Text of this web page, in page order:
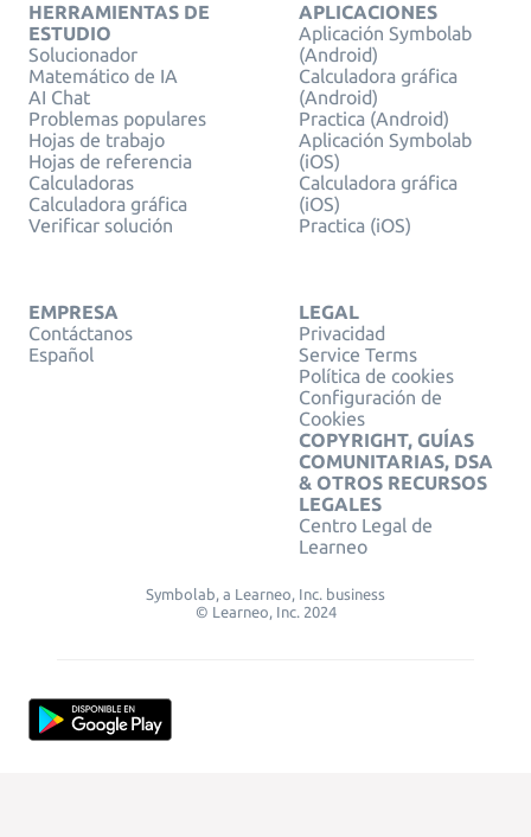
HERRAMIENTAS DE
ESTUDIO
Solucionador
Matemático de IA
AI Chat
Problemas populares
Hojas de trabajo
Hojas de referencia
Calculadoras
Calculadora gráfica
Verificar solución
APLICACIONES
Aplicación Symbolab
(Android)
Calculadora gráfica
(Android)
Practica (Android)
Aplicación Symbolab
(iOS)
Calculadora gráfica
(iOS)
Practica (iOS)
EMPRESA
Contáctanos
Español
LEGAL
Privacidad
Service Terms
Política de cookies
Configuración de
Cookies
COPYRIGHT, GUÍAS
COMUNITARIAS, DSA
& OTROS RECURSOS
LEGALES
Centro Legal de
Learneo
Symbolab, a Learneo, Inc. business
© Learneo, Inc. 2024